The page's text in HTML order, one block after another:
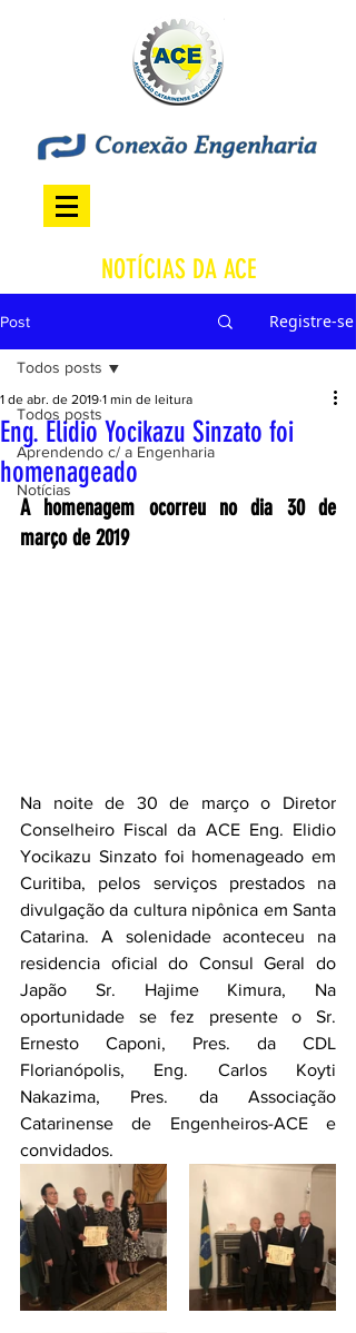
NOTÍCIAS DA ACE
Post Registre-se
Todos posts
Aprendendo c/ a Engenharia
Notícias
Todos posts
Eng. Elidio Yocikazu Sinzato foi
homenageado
1 de abr. de 2019 1 min de leitura
A homenagem ocorreu no dia 30 de
março de 2019
Na noite de 30 de março o Diretor
Conselheiro Fiscal da ACE Eng. Elidio
Yocikazu Sinzato foi homenageado em
Curitiba, pelos serviços prestados na
divulgação da cultura nipônica em Santa
Catarina. A solenidade aconteceu na
residencia oficial do Consul Geral do
Japão Sr. Hajime Kimura, Na
oportunidade se fez presente o Sr.
Ernesto Caponi, Pres. da CDL
Florianópolis, Eng. Carlos Koyti
Nakazima, Pres. da Associação
Catarinense de Engenheiros-ACE e
convidados.